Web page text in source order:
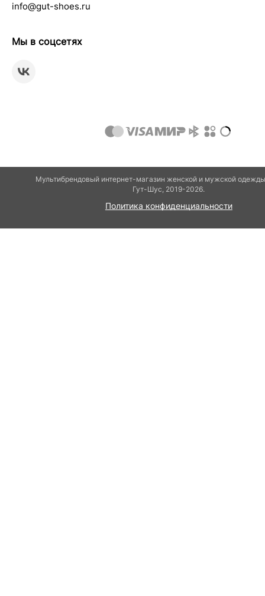
info@gut-shoes.ru
Мы в соцсетях
Мультибрендовый интернет-магазин женской и мужской
Гут-Шуc, 2019-2026.
Политика конфиденциальности